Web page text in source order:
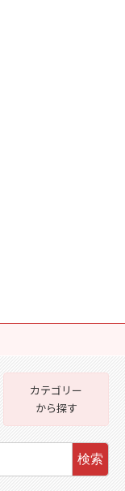
カテゴリー
から探す
検索